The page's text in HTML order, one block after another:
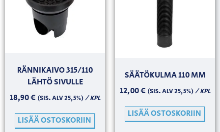
RÄNNIKAIVO 315/110
LÄHTÖ SIVULLE
18,90€ (SIS. ALV 25,5%)/ KPL
LISÄÄ OSTOSKORIIN
SÄÄTÖKULMA 110 MM
12,00€ (SIS. ALV 25,5%)/ KPL
LISÄÄ OSTOSKORIIN